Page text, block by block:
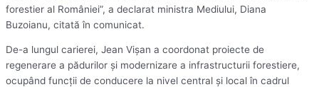
forestier al României”, a declarat ministra Mediului, Diana
Buzoianu, citată în comunicat.
De-a lungul carierei, Jean Vişan a coordonat proiecte de
regenerare a pădurilor şi modernizare a infrastructurii forestiere,
ocupând funcţii de conducere la nivel central şi local în cadrul